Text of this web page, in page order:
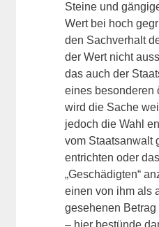
Steine und
Wert bei hoch
den Sachverhalt
der Wert nicht
das auch der
eines besonderen
wird die Sache
jedoch die Wahl
vom Staatsanwalt
entrichten oder
„Geschädigten“
einen von ihm als
gesehenen